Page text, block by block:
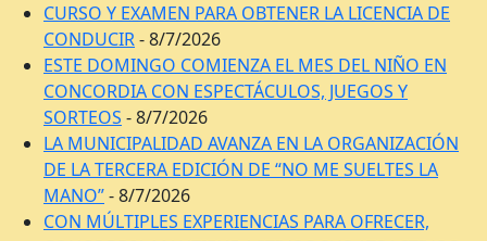
CURSO Y EXAMEN PARA OBTENER LA LICENCIA DE
CONDUCIR- 8/7/2026
ESTE DOMINGO COMIENZA EL MES DEL NIÑO EN
CONCORDIA CON ESPECTÁCULOS, JUEGOS Y
SORTEOS - 8/7/2026
LA MUNICIPALIDAD AVANZA EN LA ORGANIZACIÓN
DE LA TERCERA EDICIÓN DE “NO ME SUELTES LA
MANO”- 8/7/2026
CON MÚLTIPLES EXPERIENCIAS PARA OFRECER,